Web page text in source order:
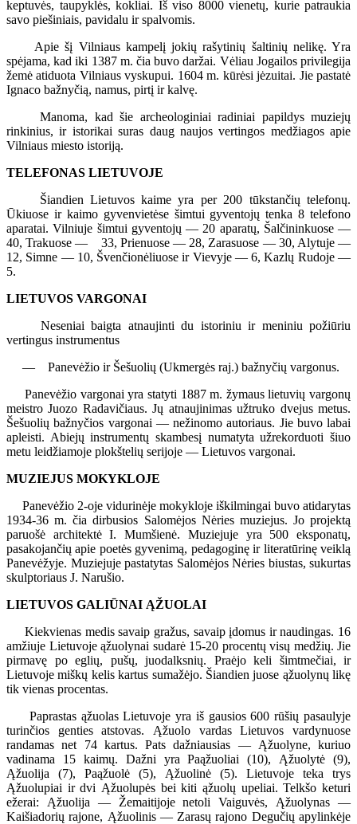
keptuvės, taupyklės, kokliai. Iš viso 8000 vienetų, kurie patraukia
savo piešiniais, pavidalu ir spalvomis.
Apie šį Vilniaus kampelį jokių rašytinių šaltinių nelikę. Yra
spėjama, kad iki 1387 m. čia buvo daržai. Vėliau Jogailos privilegija
žemė atiduota Vilniaus vyskupui. 1604 m. kūrėsi jėzuitai. Jie pastatė
Ignaco bažnyčią, namus, pirtį ir kalvę.
Manoma, kad šie archeologiniai radiniai papildys muziejų
rinkinius, ir istorikai suras daug naujos vertingos medžiagos apie
Vilniaus miesto istoriją.
TELEFONAS LIETUVOJE
Šiandien Lietuvos kaime yra per 200 tūkstančių telefonų.
Ūkiuose ir kaimo gyvenvietėse šimtui gyventojų tenka 8 telefono
aparatai. Vilniuje šimtui gyventojų — 20 aparatų, Šalčininkuose —
40, Trakuose — 33, Prienuose — 28, Zarasuose — 30, Alytuje —
12, Simne — 10, Švenčionėliuose ir Vievyje — 6, Kazlų Rudoje —
5.
LIETUVOS VARGONAI
Neseniai baigta atnaujinti du istoriniu ir meniniu požiūriu
vertingus instrumentus
— Panevėžio ir Šešuolių (Ukmergės raj.) bažnyčių vargonus.
Panevėžio vargonai yra statyti 1887 m. žymaus lietuvių vargonų
meistro Juozo Radavičiaus. Jų atnaujinimas užtruko dvejus metus.
Šešuolių bažnyčios vargonai — nežinomo autoriaus. Jie buvo labai
apleisti. Abiejų instrumentų skambesį numatyta užrekorduoti šiuo
metu leidžiamoje plokštelių serijoje — Lietuvos vargonai.
MUZIEJUS MOKYKLOJE
Panevėžio 2-oje vidurinėje mokykloje iškilmingai buvo atidarytas
1934-36 m. čia dirbusios Salomėjos Nėries muziejus. Jo projektą
paruošė architektė I. Mumšienė. Muziejuje yra 500 eksponatų,
pasakojančių apie poetės gyvenimą, pedagoginę ir literatūrinę veiklą
Panevėžyje. Muziejuje pastatytas Salomėjos Nėries biustas, sukurtas
skulptoriaus J. Narušio.
LIETUVOS GALIŪNAI ĄŽUOLAI
Kiekvienas medis savaip gražus, savaip įdomus ir naudingas. 16
amžiuje Lietuvoje ąžuolynai sudarė 15-20 procentų visų medžių. Jie
pirmavę po eglių, pušų, juodalksnių. Praėjo keli šimtmečiai, ir
Lietuvoje miškų kelis kartus sumažėjo. Šiandien juose ąžuolynų likę
tik vienas procentas.
Paprastas ąžuolas Lietuvoje yra iš gausios 600 rūšių pasaulyje
turinčios genties atstovas. Ąžuolo vardas Lietuvos vardynuose
randamas net 74 kartus. Pats dažniausias — Ąžuolyne, kuriuo
vadinama 15 kaimų. Dažni yra Paąžuoliai (10), Ąžuolytė (9),
Ąžuolija (7), Paąžuolė (5), Ąžuolinė (5). Lietuvoje teka trys
Ąžuolupiai ir dvi Ąžuolupės bei kiti ąžuolų upeliai. Telkšo keturi
ežerai: Ąžuolija — Žemaitijoje netoli Vaiguvės, Ąžuolynas —
Kaišiadorių rajone, Ąžuolinis — Zarasų rajono Degučių apylinkėje